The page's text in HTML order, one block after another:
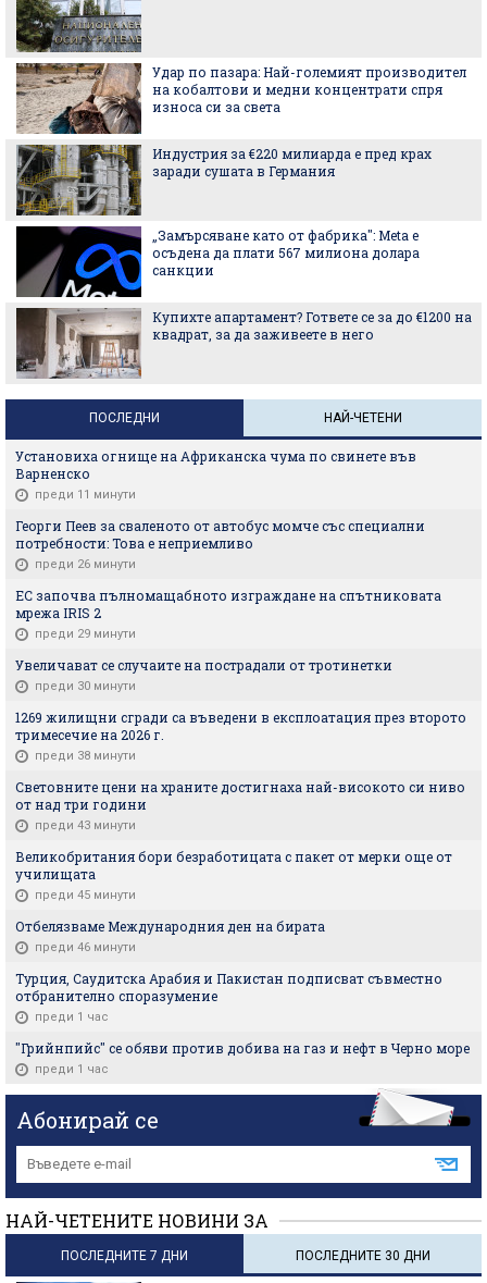
Удар по пазара: Най-големият производител
на кобалтови и медни концентрати спря
износа си за света
Индустрия за €220 милиарда е пред крах
заради сушата в Германия
„Замърсяване като от фабрика": Meta е
осъдена да плати 567 милиона долара
санкции
Купихте апартамент? Гответе се за до €1200 на
квадрат, за да заживеете в него
ПОСЛЕДНИ НАЙ-ЧЕТЕНИ
Установиха огнище на Африканска чума по свинете във
Варненско
преди 11 минути
Георги Пеев за сваленото от автобус момче със специални
потребности: Това е неприемливо
преди 26 минути
ЕС започва пълномащабното изграждане на спътниковата
мрежа IRIS 2
преди 29 минути
Увеличават се случаите на пострадали от тротинетки
преди 30 минути
1269 жилищни сгради са въведени в експлоатация през второто
тримесечие на 2026 г.
преди 38 минути
Световните цени на храните достигнаха най-високото си ниво
от над три години
преди 43 минути
Великобритания бори безработицата с пакет от мерки още от
училищата
преди 45 минути
Отбелязваме Международния ден на бирата
преди 46 минути
Турция, Саудитска Арабия и Пакистан подписват съвместно
отбранително споразумение
преди 1 час
"Грийнпийс" се обяви против добива на газ и нефт в Черно море
преди 1 час
Абонирай се
НАЙ-ЧЕТЕНИТЕ НОВИНИ ЗА
ПОСЛЕДНИТЕ 7 ДНИ ПОСЛЕДНИТЕ 30 ДНИ